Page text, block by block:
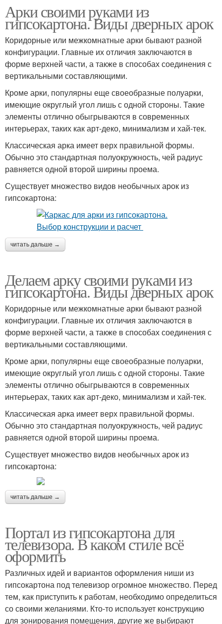
Арки своими руками из
гипсокартона. Виды дверных арок
Коридорные или межкомнатные арки бывают разной
конфигурации. Главные их отличия заключаются в
форме верхней части, а также в способах соединения с
вертикальными составляющими.
Кроме арки, популярны еще своеобразные полуарки,
имеющие округлый угол лишь с одной стороны. Такие
элементы отлично обыгрываются в современных
интерьерах, таких как арт-деко, минимализм и хай-тек.
Классическая арка имеет верх правильной формы.
Обычно это стандартная полуокружность, чей радиус
равняется одной второй ширины проема.
Существует множество видов необычных арок из
гипсокартона:
читать дальше →
Делаем арку своими руками из
гипсокартона. Виды дверных арок
Коридорные или межкомнатные арки бывают разной
конфигурации. Главные их отличия заключаются в
форме верхней части, а также в способах соединения с
вертикальными составляющими.
Кроме арки, популярны еще своеобразные полуарки,
имеющие округлый угол лишь с одной стороны. Такие
элементы отлично обыгрываются в современных
интерьерах, таких как арт-деко, минимализм и хай-тек.
Классическая арка имеет верх правильной формы.
Обычно это стандартная полуокружность, чей радиус
равняется одной второй ширины проема.
Существует множество видов необычных арок из
гипсокартона:
читать дальше →
Портал из гипсокартона для
телевизора. В каком стиле всё
оформить
Различных идей и вариантов оформления ниши из
гипсокартона под телевизор огромное множество. Перед
тем, как приступить к работам, необходимо определиться
со своими желаниями. Кто-то использует конструкцию
для зонирования помещения, другие же выбирают